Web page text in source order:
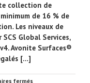
collection de
de 16 % de
Les niveaux de
Global Services,
Avonite Surfaces®
[...]
ferméssur